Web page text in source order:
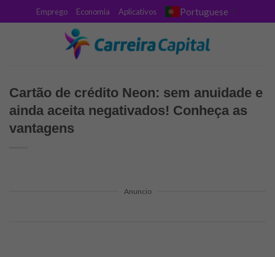
to
Emprego Economia Aplicativos Portuguese ▼
Cartão de crédito Neon: sem anuidade e
ainda aceita negativados! Conheça as
vantagens
Anuncio